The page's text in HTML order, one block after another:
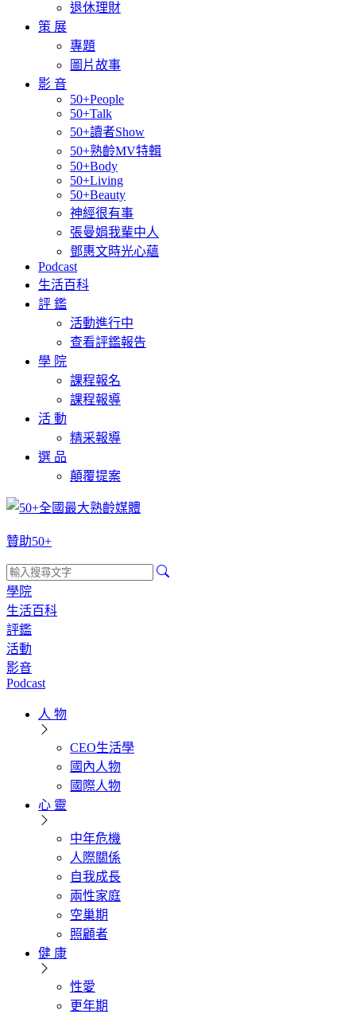
退休理財
策 展
專題
圖片故事
影 音
50+People
50+Talk
50+讀者Show
50+熟齡MV特輯
50+Body
50+Living
50+Beauty
神經很有事
張曼娟我輩中人
鄧惠文時光心蘊
Podcast
生活百科
評 鑑
活動進行中
查看評鑑報告
學 院
課程報名
課程報導
活 動
精采報導
選 品
顛覆提案
贊助50+
學院
生活百科
評鑑
活動
影音
Podcast
人 物
CEO生活學
國內人物
國際人物
心 靈
中年危機
人際關係
自我成長
兩性家庭
空巢期
照顧者
健 康
性愛
更年期